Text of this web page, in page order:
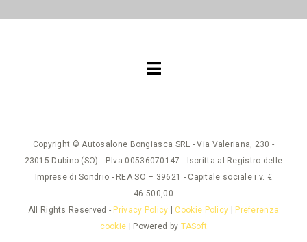
Copyright © Autosalone Bongiasca SRL - Via Valeriana, 230 -
23015 Dubino (SO) - P.Iva 00536070147 - Iscritta al Registro delle
Imprese di Sondrio - REA SO – 39621 - Capitale sociale i.v. €
46.500,00
All Rights Reserved - Privacy Policy Cookie Policy
Preferenza
cookie | Powered by TASoft